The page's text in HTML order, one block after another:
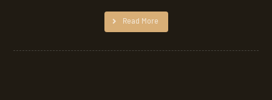
Read More